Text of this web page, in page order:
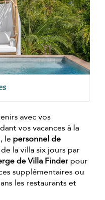
avec vos
vos vacances à la
le personnel de
la villa six jours par
de Villa Finder pour
supplémentaires ou
les restaurants et